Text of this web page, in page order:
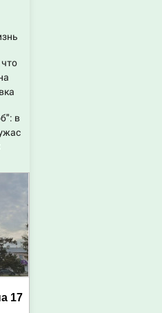
в
17